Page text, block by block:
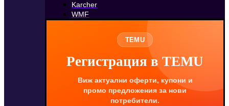
Karcher
WMF
TEMU
Регистрация в TEMU
Виж актуални оферти, купони и
промо предложения за нови
потребители.